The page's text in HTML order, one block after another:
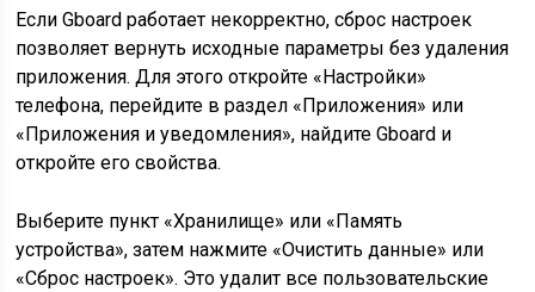
Если Gboard работает некорректно, сброс настроек
позволяет вернуть исходные параметры без удаления
приложения. Для этого откройте «Настройки»
телефона, перейдите в раздел «Приложения» или
«Приложения и уведомления», найдите Gboard и
откройте его свойства.
Выберите пункт «Хранилище» или «Память
устройства», затем нажмите «Очистить данные» или
«Сброс настроек». Это удалит все пользовательские